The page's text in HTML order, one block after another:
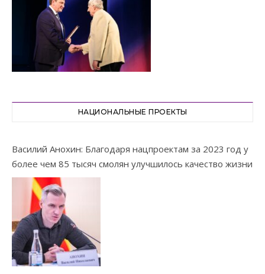
НАЦИОНАЛЬНЫЕ ПРОЕКТЫ
Василий Анохин: Благодаря нацпроектам за 2023 год у
более чем 85 тысяч смолян улучшилось качество жизни